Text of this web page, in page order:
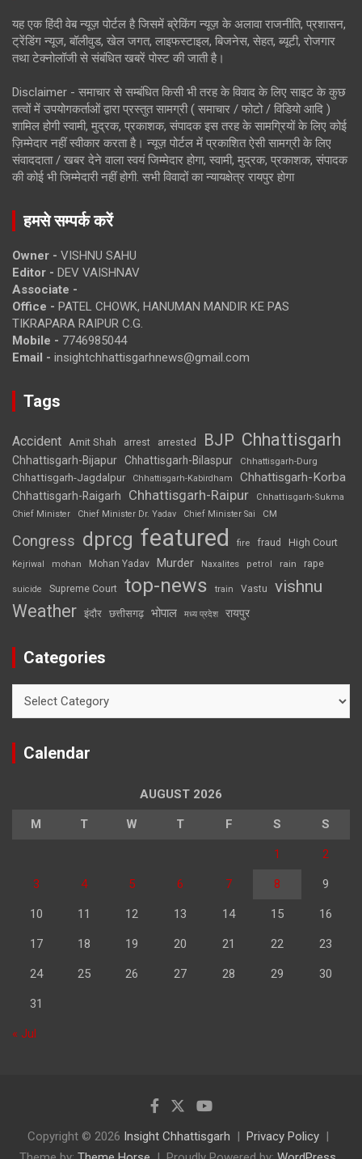
यह एक हिंदी वेब न्यूज़ पोर्टल है जिसमें ब्रेकिंग न्यूज़ के अलावा राजनीति, प्रशासन,
ट्रेंडिंग न्यूज, बॉलीवुड, खेल जगत, लाइफस्टाइल, बिजनेस, सेहत, ब्यूटी, रोजगार
तथा टेक्नोलॉजी से संबंधित खबरें पोस्ट की जाती है।
Disclaimer - समाचार से सम्बंधित किसी भी तरह के विवाद के लिए साइट के कुछ
तत्वों में उपयोगकर्ताओं द्वारा प्रस्तुत सामग्री ( समाचार / फोटो / विडियो आदि )
शामिल होगी स्वामी, मुद्रक, प्रकाशक, संपादक इस तरह के सामग्रियों के लिए कोई
ज़िम्मेदार नहीं स्वीकार करता है। न्यूज़ पोर्टल में प्रकाशित ऐसी सामग्री के लिए
संवाददाता / खबर देने वाला स्वयं जिम्मेदार होगा, स्वामी, मुद्रक, प्रकाशक, संपादक
की कोई भी जिम्मेदारी नहीं होगी. सभी विवादों का न्यायक्षेत्र रायपुर होगा
हमसे सम्पर्क करें
Owner - VISHNU SAHU
Editor - DEV VAISHNAV
Associate -
Office - PATEL CHOWK, HANUMAN MANDIR KE PAS
TIKRAPARA RAIPUR C.G.
Mobile - 7746985044
Email - insightchhattisgarhnews@gmail.com
Tags
Accident Amit Shah arrest arrested BJP Chhattisgarh
Chhattisgarh-Bijapur Chhattisgarh-Bilaspur Chhattisgarh-Durg
Chhattisgarh-Jagdalpur Chhattisgarh-Kabirdham Chhattisgarh-Korba
Chhattisgarh-Raigarh Chhattisgarh-Raipur
Chhattisgarh-Sukma
Chief Minister
Chief Minister Dr. Yadav Chief Minister Sai CM
Congress dprcg featured fire fraud High Court
Kejriwal mohan Mohan Yadav Murder Naxalites petrol rain rape
suicide Supreme Court top-news train Vastu vishnu
Weather इंदौर छत्तीसगढ़ भोपाल मध्य प्रदेश रायपुर
Categories
Calendar
AUGUST 2026
M T W T F S S
1 2
3 4 5 6 7 8 9
10 11 12 13 14 15 16
17 18 19 20 21 22 23
24 25 26 27 28 29 30
31
« Jul
Copyright © 2026 Insight Chhattisgarh
Privacy Policy